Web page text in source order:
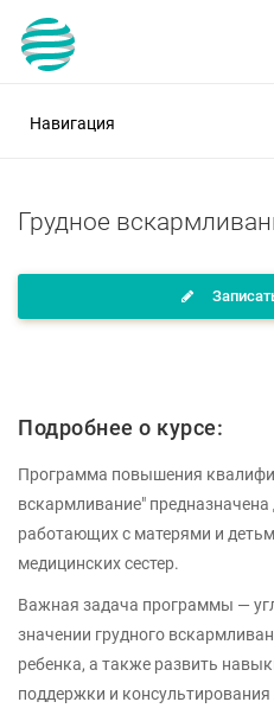
Навигация
Грудное
Подробнее о курсе:
Программа повышения
вскармливание" предназначена
работающих с матерями и
медицинских сестер.
Важная задача программы —
значении грудного
ребенка, а также развить
поддержки и